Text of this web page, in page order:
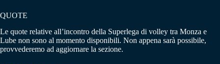
QUOTE
Le quote relative all’incontro della Superlega di volley tra Monza e
Lube non sono al momento disponibili. Non appena sarà possibile,
provvederemo ad aggiornare la sezione.